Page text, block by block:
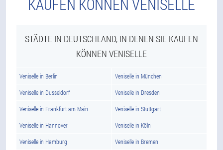
KAUFEN KÖNNEN VENISELLE
STÄDTE IN DEUTSCHLAND, IN DENEN SIE KAUFEN
KÖNNEN VENISELLE
Veniselle in Berlin Veniselle in München
Veniselle in Dusseldorf Veniselle in Dresden
Veniselle in Frankfurt am Main Veniselle in Stuttgart
Veniselle in Hannover Veniselle in Köln
Veniselle in Hamburg Veniselle in Bremen